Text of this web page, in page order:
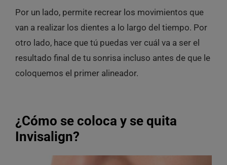
Por un lado, permite recrear los movimientos que
van a realizar los dientes a lo largo del tiempo. Por
otro lado, hace que tú puedas ver cuál va a ser el
resultado final de tu sonrisa incluso antes de que le
coloquemos el primer alineador.
¿Cómo se coloca y se quita
Invisalign?